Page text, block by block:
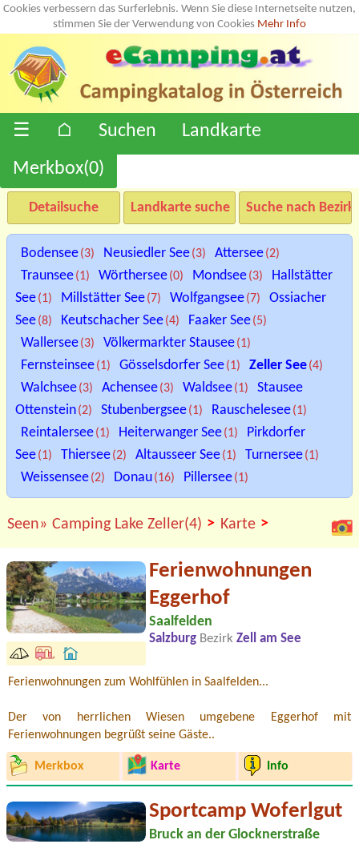
Cookies verbessern das Surferlebnis. Wenn Sie diese Internetseite nutzen,
stimmen Sie der Verwendung von Cookies Mehr Info
☰ ⌂ Suchen
Landkarte
Merkbox(0)
Detailsuche Landkarte suche Suche nach
Bodensee(3) Neusiedler See(3) Attersee(2)
Traunsee(1) Wörthersee(0) Mondsee(3)
Hallstätter
See(1) Millstätter See(7) Wolfgangsee(7)
Ossiacher
See(8) Keutschacher See(4) Faaker See(5)
Wallersee(3) Völkermarkter Stausee(1)
Fernsteinsee(1) Gösselsdorfer See(1) Zeller See(4)
Walchsee(3) Achensee(3) Waldsee(1)
Stausee
Ottenstein(2) Stubenbergsee(1) Rauschelesee(1)
Reintalersee(1) Heiterwanger See(1)
Pirkdorfer
See(1) Thiersee(2) Altausseer See(1) Turnersee(1)
Weissensee(2) Donau(16) Pillersee(1)
Seen» Camping Lake Zeller(4) > Karte >
Ferienwohnungen
Eggerhof
Saalfelden
Salzburg Bezirk Zell am See
Ferienwohnungen zum Wohlfühlen in Saalfelden...
Der von herrlichen Wiesen umgebene Eggerhof mit
Ferienwohnungen begrüßt seine Gäste..
Merkbox Karte Info
Sportcamp Woferlgut
Bruck an der Glocknerstraße